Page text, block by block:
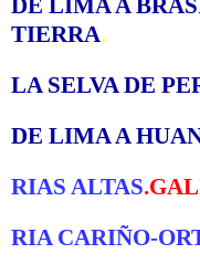
DE LIMA A
TIERRA.
LA SELVA DE
DE LIMA A
RIAS ALTAS
RIA CARIÑO-